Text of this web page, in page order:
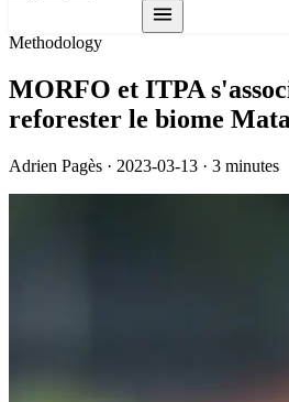
Methodology
MORFO et ITPA
reforester le biome
Adrien Pagès · 2023-03-13 · 3 minutes